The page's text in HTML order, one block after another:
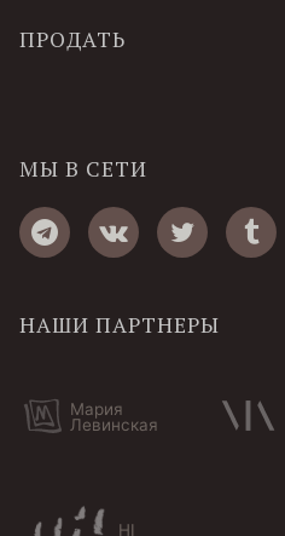
ПРОДАТЬ
МЫ В СЕТИ
НАШИ ПАРТНЕРЫ
Мария
Левинская
HI